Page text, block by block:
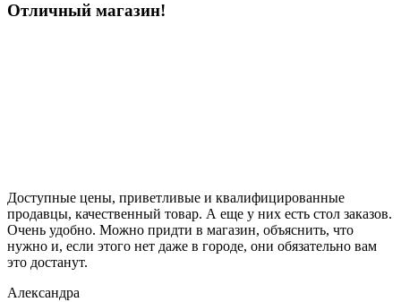
Отличный магазин!
Доступные цены, приветливые и квалифицированные
продавцы, качественный товар. А еще у них есть стол заказов.
Очень удобно. Можно придти в магазин, объяснить, что
нужно и, если этого нет даже в городе, они обязательно вам
это достанут.
Александра